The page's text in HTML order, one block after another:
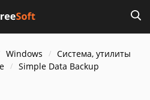
Windows
Система, утилиты
Simple Data Backup